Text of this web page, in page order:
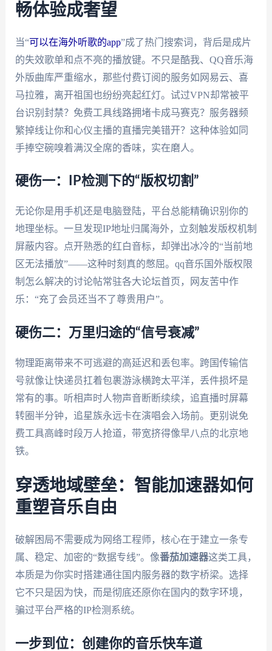
畅体验成奢望
当“可以在海外听歌的app”成了热门搜索词，背后是成片
的失效歌单和点不亮的播放键。不只是酷我、QQ音乐海
外版曲库严重缩水，那些付费订阅的服务如网易云、喜
马拉雅，离开祖国也纷纷亮起红灯。试过VPN却常被平
台识别封禁？免费工具线路拥堵卡成马赛克？服务器频
繁掉线让你和心仪主播的直播完美错开？这种体验如同
手捧空碗嗅着满汉全席的香味，实在磨人。
硬伤一：IP检测下的“版权切割”
无论你是用手机还是电脑登陆，平台总能精确识别你的
地理坐标。一旦发现IP地址归属海外，立刻触发版权机制
屏蔽内容。点开熟悉的红白音标，却弹出冰冷的“当前地
区无法播放”——这种时刻真的憋屈。qq音乐国外版权限
制怎么解决的讨论帖常驻各大论坛首页，网友苦中作
乐：“充了会员还当不了尊贵用户”。
硬伤二：万里归途的“信号衰减”
物理距离带来不可逃避的高延迟和丢包率。跨国传输信
号就像让快递员扛着包裹游泳横跨太平洋，丢件损坏是
常有的事。听相声时人物声音断断续续，追直播时屏幕
转圈半分钟，追星族永远卡在演唱会入场前。更别说免
费工具高峰时段万人抢道，带宽挤得像早八点的北京地
铁。
穿透地域壁垒：智能加速器如何
重塑音乐自由
破解困局不需要成为网络工程师，核心在于建立一条专
属、稳定、加密的“数据专线”。像番茄加速器这类工具，
本质是为你实时搭建通往国内服务器的数字桥梁。选择
它不只是因为快，而是彻底还原你在国内的数字环境，
骗过平台严格的IP检测系统。
一步到位：创建你的音乐快车道